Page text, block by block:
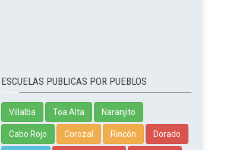
ESCUELAS PUBLICAS POR PUEBLOS
Villalba Toa Alta Naranjito
Cabo Rojo Corozal Rincón Dorado